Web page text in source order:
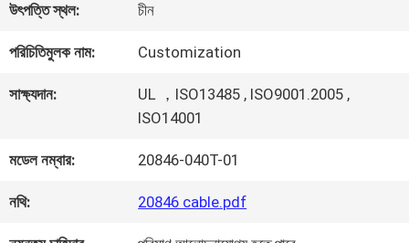
আমাদের
সম্বন্ধে
পরিদর্শন
উৎপত্তি স্থল: চীন
পরিচিতিমুলক নাম: Customization
সাক্ষ্যদান:
UL ，ISO13485 , ISO9001.2005 ,
ISO14001
মডেল নম্বার: 20846-040T-01
নথি: 20846 cable.pdf